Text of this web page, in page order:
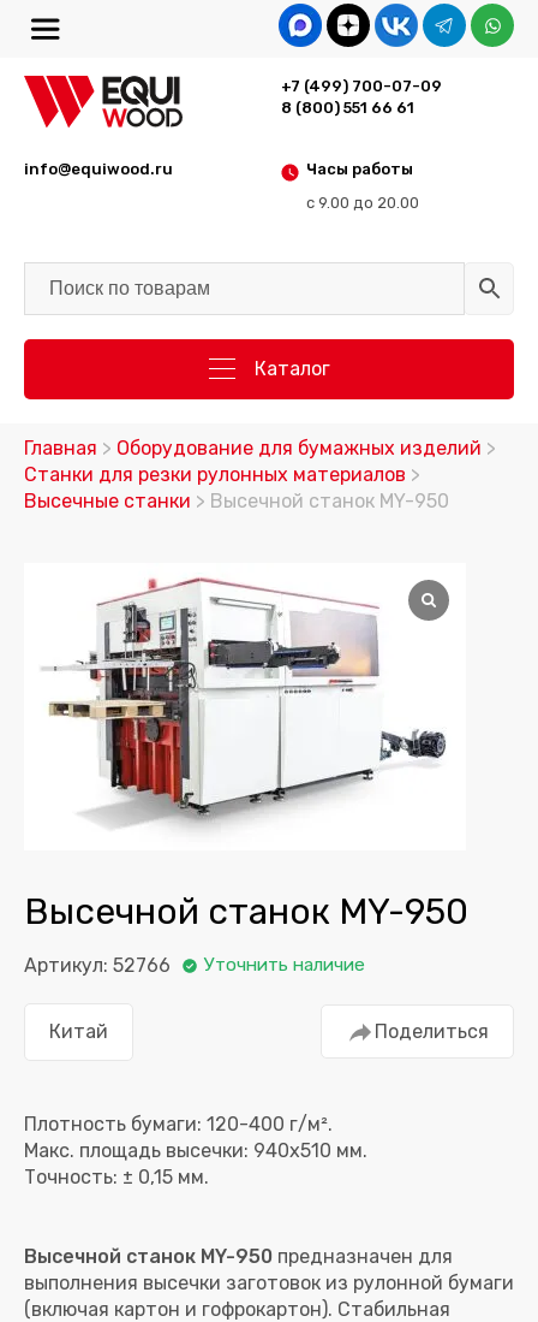
+7 (499) 700-07-09
8 (800) 551 66 61
Часы работы
с 9.00 до 20.00
info@equiwood.ru
Каталог
Главная > Оборудование для бумажных изделий >
Станки для резки рулонных материалов >
Высечные станки > Высечной станок MY-950
Высечной станок MY-950
Артикул: 52766 Уточнить наличие
Китай Поделиться
Плотность бумаги: 120-400 г/м².
Макс. площадь высечки: 940х510 мм.
Высечной станок MY-950 предназначен для
выполнения высечки заготовок из рулонной бумаги
(включая картон и гофрокартон). Стабильная